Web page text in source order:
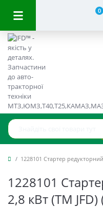
0
1228101 Стартер
1228101
2,8 кВт (TM